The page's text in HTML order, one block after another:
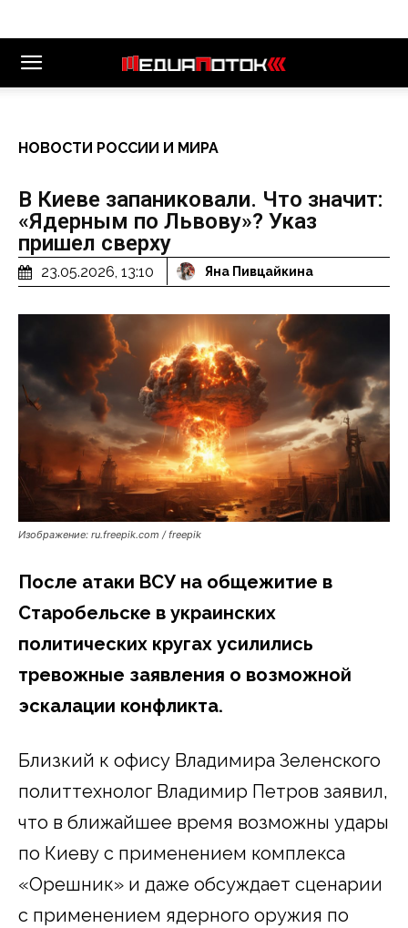
НОВОСТИ РОССИИ И МИРА
В Киеве запаниковали. Что значит:
«Ядерным по Львову»? Указ
пришел сверху
23.05.2026, 13:10 Яна Пивцайкина
Изображение: ru.freepik.com / freepik
После атаки ВСУ на общежитие в
Старобельске в украинских
политических кругах усилились
тревожные заявления о возможной
эскалации конфликта.
Близкий к офису Владимира Зеленского
политтехнолог Владимир Петров заявил,
что в ближайшее время возможны удары
по Киеву с применением комплекса
«Орешник» и даже обсуждает сценарии
с применением ядерного оружия по